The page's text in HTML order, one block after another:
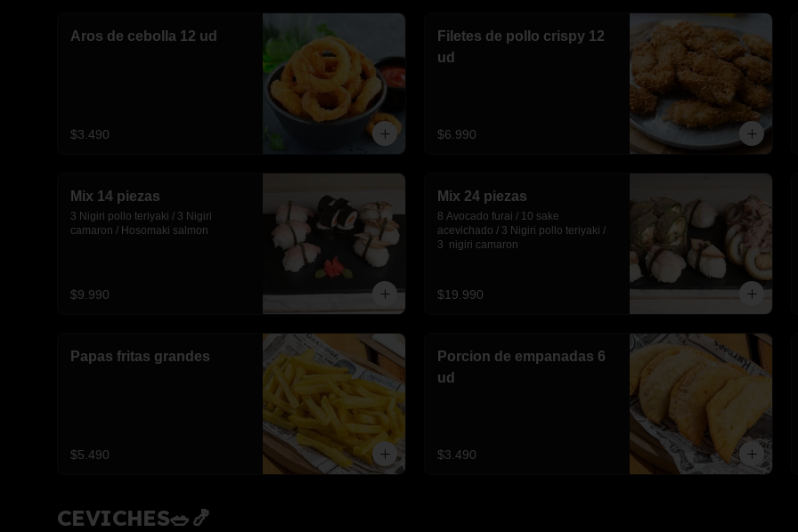
Aros de cebolla 12 ud
$3.490
Filetes de pollo crispy 12
ud
$6.990
Mix 14 piezas
3 Nigiri pollo teriyaki / 3 Nigiri
camaron / Hosomaki salmon
$9.990
Mix 24 piezas
8 Avocado furai / 10 sake
acevichado / 3 Nigiri pollo teriyaki /
3  nigiri camaron
$19.990
Papas fritas grandes
$5.490
Porcion de empanadas 6
ud
$3.490
CEVICHES🥗🍤